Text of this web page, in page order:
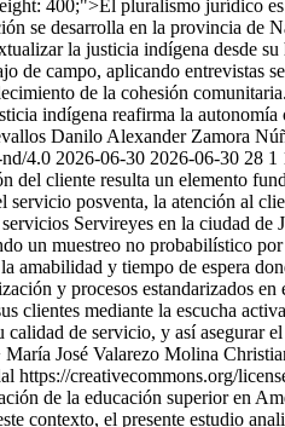
400;">El pluralismo jurídico es
se desarrolla en la provincia de
la justicia indígena desde
campo, aplicando entrevistas
de la cohesión
indígena reafirma la
Danilo Alexander Zamora
4.0 2026-06-30 2026-06-30 28 1
del cliente resulta un elemento
posventa, la atención al
Servireyes en la ciudad
un muestreo no probabilístico
y tiempo de espera
y procesos estandarizados
clientes mediante la escucha
de servicio, y así
María José Valarezo Molina
https://creativecommons.org/
de la educación superior en
contexto, el presente estudio